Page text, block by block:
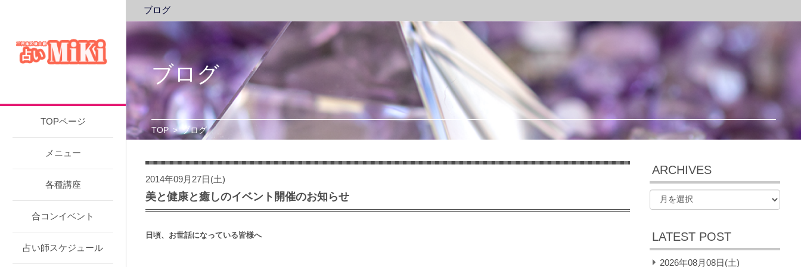
TOPページ
メニュー
各種講座
合コンイベント
占い師スケジュール
ブログ
ブログ
TOP >ブログ
2014年09月27日(土)
美と健康と癒しのイベント開催のお知らせ
日頃、お世話になっている皆様へ
ARCHIVES
LATEST POST
2026年08月08日(土)